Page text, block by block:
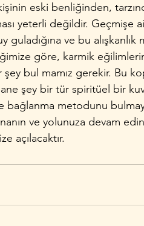
eski benliğinden,
yeterli değildir. Geçmişe
ve bu alışkanlık
göre, karmik
bul­ mamız gerekir. Bu
şey bir tür spiritüel bir
metodunu
ve yolunuza devam edin
açılacaktır.